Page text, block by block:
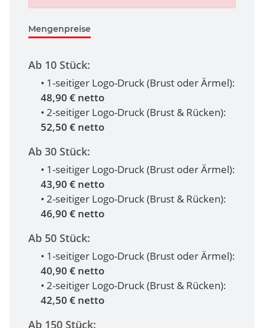
Mengenpreise
Ab 10 Stück:
• 1-seitiger Logo-Druck (Brust oder Ärmel):
48,90 € netto
• 2-seitiger Logo-Druck (Brust & Rücken):
52,50 € netto
Ab 30 Stück:
• 1-seitiger Logo-Druck (Brust oder Ärmel):
43,90 € netto
• 2-seitiger Logo-Druck (Brust & Rücken):
46,90 € netto
Ab 50 Stück:
• 1-seitiger Logo-Druck (Brust oder Ärmel):
40,90 € netto
• 2-seitiger Logo-Druck (Brust & Rücken):
42,50 € netto
Ab 150 Stück: